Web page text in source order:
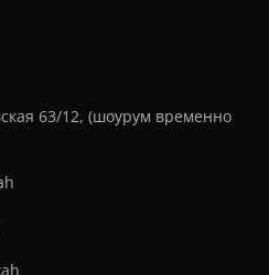
63/12, (шоурум временно